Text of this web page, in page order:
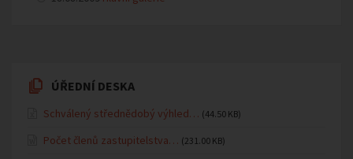
ÚŘEDNÍ DESKA
Schválený střednědobý výhled… (44.50 KB)
Počet členů zastupitelstva… (231.00 KB)